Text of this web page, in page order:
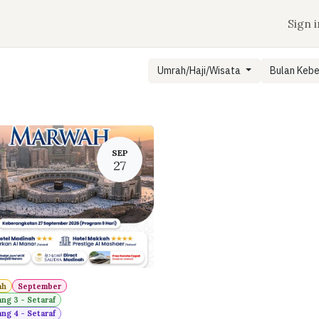
Sign
Umrah/Haji/Wisata Bulan
SEP
27
September
3 - Setaraf
4 - Setaraf